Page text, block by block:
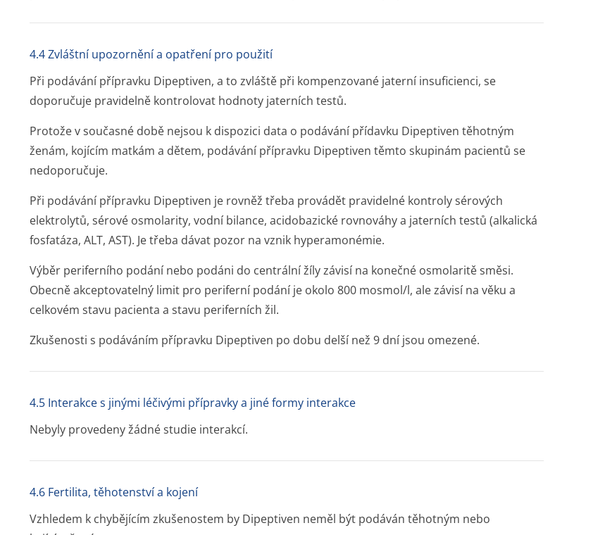
4.4 Zvláštní upozornění a opatření pro použití
Při podávání přípravku Dipeptiven, a to zvláště při kompenzované jaterní insuficienci, se
doporučuje pravidelně kontrolovat hodnoty jaterních testů.
Protože v současné době nejsou k dispozici data o podávání přídavku Dipeptiven těhotným
ženám, kojícím matkám a dětem, podávání přípravku Dipeptiven těmto skupinám pacientů se
nedoporučuje.
Při podávání přípravku Dipeptiven je rovněž třeba provádět pravidelné kontroly sérových
elektrolytů, sérové osmolarity, vodní bilance, acidobazické rovnováhy a jaterních testů (alkalická
fosfatáza, ALT, AST). Je třeba dávat pozor na vznik hyperamonémie.
Výběr periferního podání nebo podáni do centrální žíly závisí na konečné osmolaritě směsi.
Obecně akceptovatelný limit pro periferní podání je okolo 800 mosmol/l, ale závisí na věku a
celkovém stavu pacienta a stavu periferních žil.
Zkušenosti s podáváním přípravku Dipeptiven po dobu delší než 9 dní jsou omezené.
4.5 Interakce s jinými léčivými přípravky a jiné formy interakce
Nebyly provedeny žádné studie interakcí.
4.6 Fertilita, těhotenství a kojení
Vzhledem k chybějícím zkušenostem by Dipeptiven neměl být podáván těhotným nebo